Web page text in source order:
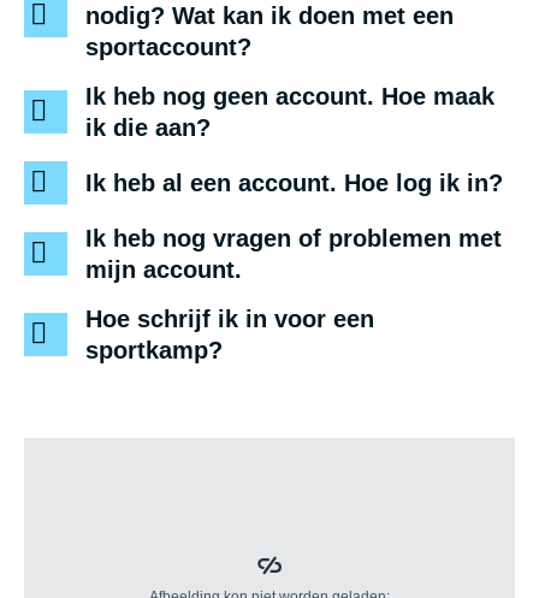
nodig? Wat kan ik doen met een
sportaccount?
Ik heb nog geen account. Hoe maak
ik die aan?
Ik heb al een account. Hoe log ik in?
Ik heb nog vragen of problemen met
mijn account.
Hoe schrijf ik in voor een
sportkamp?